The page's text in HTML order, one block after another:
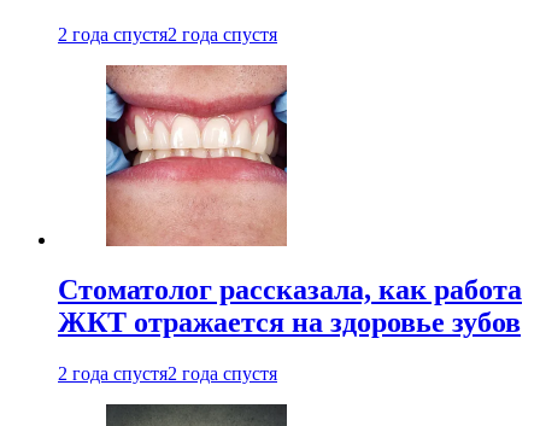
2 года спустя2 года спустя
Стоматолог рассказала, как работа
ЖКТ отражается на здоровье зубов
2 года спустя2 года спустя